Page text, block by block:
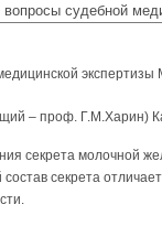
судебной
экспертизы
– проф. Г.М.Харин)
секрета молочной
секрета